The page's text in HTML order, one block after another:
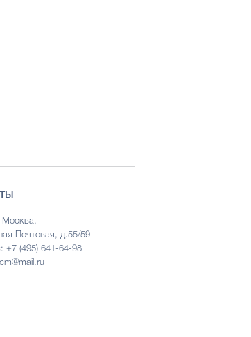
Москва,
Почтовая, д.55/59
+7 (495) 641-64-98